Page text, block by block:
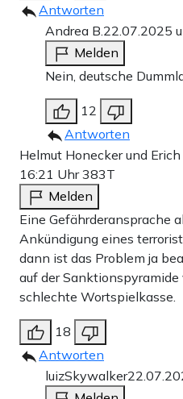
Antworten
Andrea B. 22.07.2025
Melden
Nein, deutsche
12
Antworten
Helmut Honecker und
16:21 Uhr383T
Melden
Eine Gefährderansprache
Ankündigung eines
dann ist das Problem ja
auf der
schlechte Wortspielkasse.
18
Antworten
luizSkywalker